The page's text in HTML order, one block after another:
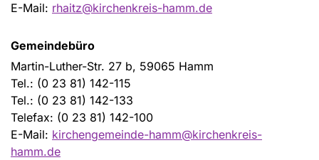
E-Mail: rhaitz@kirchenkreis-hamm.de
Gemeindebüro
Martin-Luther-Str. 27 b, 59065 Hamm
Tel.: (0 23 81) 142-115
Tel.: (0 23 81) 142-133
Telefax: (0 23 81) 142-100
E-Mail: kirchengemeinde-hamm@kirchenkreis-
hamm.de